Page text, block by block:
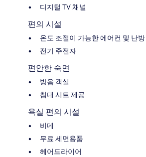
디지털 TV 채널
편의 시설
온도 조절이 가능한 에어컨 및 난방
전기 주전자
편안한 숙면
방음 객실
침대 시트 제공
욕실 편의 시설
비데
무료 세면용품
헤어드라이어